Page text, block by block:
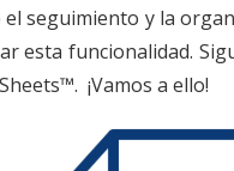
seguimiento y la
esta funcionalidad.
¡Vamos a ello!